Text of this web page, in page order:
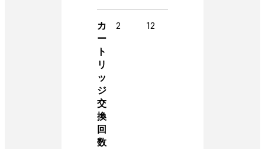
カ
ー
ト
リ
ッ
ジ
交
換
回
数
2 12